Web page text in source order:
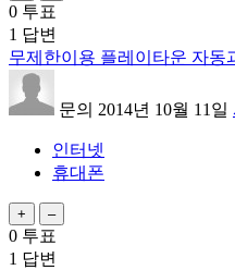
0 투표
1 답변
무제한이용 플레이타운 자동
문의 2014년 10월 11일
인터넷
휴대폰
0 투표
1 답변